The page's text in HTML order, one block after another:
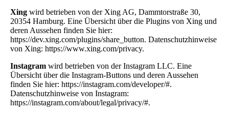
Xing wird betrieben von der Xing AG, Dammtorstraße 30,
20354 Hamburg. Eine Übersicht über die Plugins von Xing und
deren Aussehen finden Sie hier:
https://dev.xing.com/plugins/share_button. Datenschutzhinweise
von Xing: https://www.xing.com/privacy.
Instagram wird betrieben von der Instagram LLC. Eine
Übersicht über die Instagram-Buttons und deren Aussehen
finden Sie hier: https://instagram.com/developer/#.
Datenschutzhinweise von Instagram:
https://instagram.com/about/legal/privacy/#.